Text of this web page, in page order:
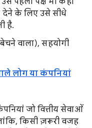
देने के लिए उसे सीधे
है.
वाला), सहयोगी
लोग या कंपनियां
जो वित्तीय सेवाओं
किसी ज़रूरी वजह